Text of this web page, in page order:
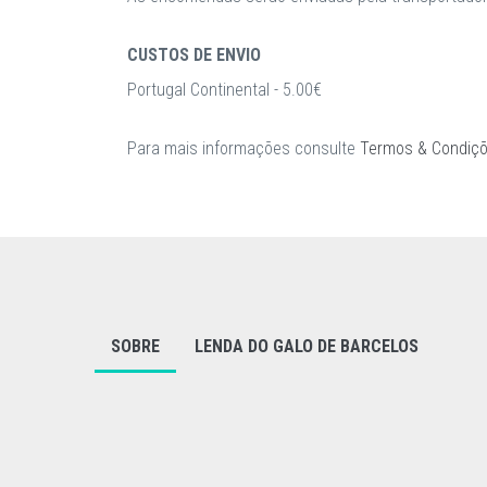
CUSTOS DE ENVIO
Portugal Continental - 5.00€
Para mais informações consulte Termos &
SOBRE LENDA DO GALO DE BARCELOS